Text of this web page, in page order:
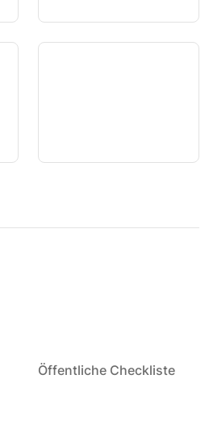
Öffentliche Checkliste